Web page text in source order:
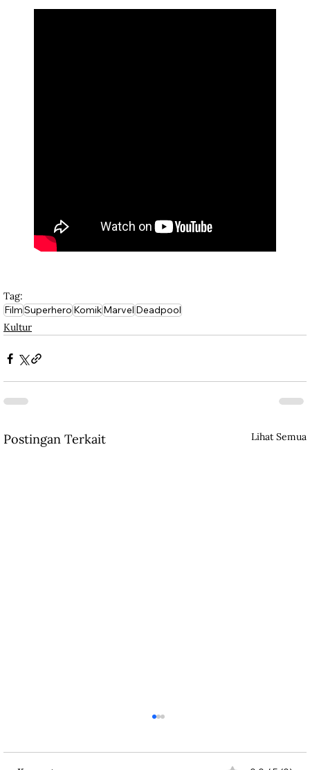
Tag:
FilmSuperheroKomikMarvelDeadpool
Kultur
Postingan Terkait Lihat Semua